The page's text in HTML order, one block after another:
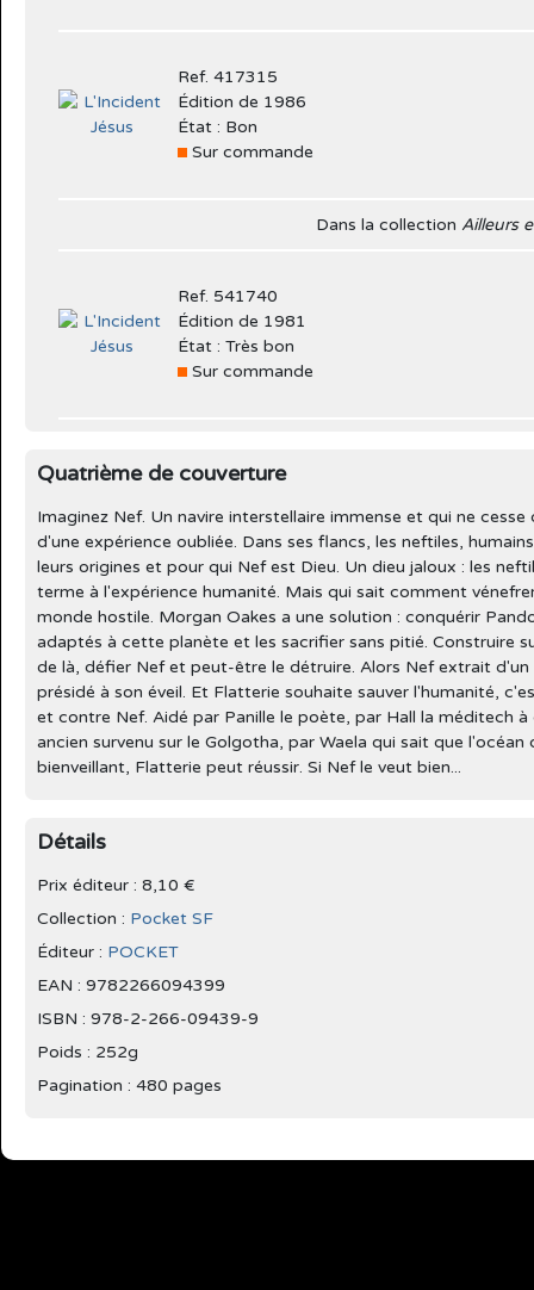
Ref. 417315
Édition de 1986
État : Bon
Sur commande
Dans la collection Ailleurs
Ref. 541740
Édition de 1981
État : Très bon
Sur commande
Quatrième de couverture
Imaginez Nef. Un navire interstellaire immense et qui ne
d'une expérience oubliée. Dans ses flancs, les neftiles,
leurs origines et pour qui Nef est Dieu. Un dieu jaloux : les
terme à l'expérience humanité. Mais qui sait comment
monde hostile. Morgan Oakes a une solution : conquérir
adaptés à cette planète et les sacrifier sans pitié. Construire
de là, défier Nef et peut-être le détruire. Alors Nef extrait
présidé à son éveil. Et Flatterie souhaite sauver l'humanité,
et contre Nef. Aidé par Panille le poète, par Hall la méditech
ancien survenu sur le Golgotha, par Waela qui sait que
bienveillant, Flatterie peut réussir. Si Nef le veut bien...
Détails
Prix éditeur : 8,10 €
Collection : Pocket SF
Éditeur : POCKET
EAN : 9782266094399
ISBN : 978-2-266-09439-9
Poids : 252g
Pagination : 480 pages